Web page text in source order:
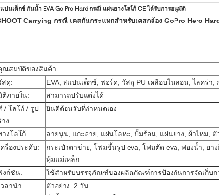
ปนเด็กซ์ กันน้ำ EVA Go Pro Hard กรณี แผ่นยางโลโก้ CE ได้รับการอนุมัติ
Carrying กรณี เคสกันกระแทกสำหรับเคสกล้อง GoPro Hero
ณสมบัติของสินค้า
สดุ:
EVA, สแปนเด็กซ์, ฟอร์ด, วัสดุ PU เคลือบไนลอน, ไลคร่า,
ติภายใน:
สามารถปรับแต่งได้
/ โลโก้ / รูป
าง:
ยินดีต้อนรับที่กำหนดเอง
างโลโก้:
ลายนูน, แกะลาย, แผ่นโลหะ, ปั๊มร้อน, แผ่นยาง, ผ้าไหม, ตั
ครื่องประดับ:
กระเป๋าตาข่าย, โฟมขึ้นรูป eva, โฟมตัด eva, ฟองน้ำ, ยา
หุ้มแม่เหล็ก
งก์ชัน:
ใช้สำหรับบรรจุภัณฑ์ของผลิตภัณฑ์การป้องกันการจัดเก็บก
วลานำ:
ตัวอย่าง: 2 วัน